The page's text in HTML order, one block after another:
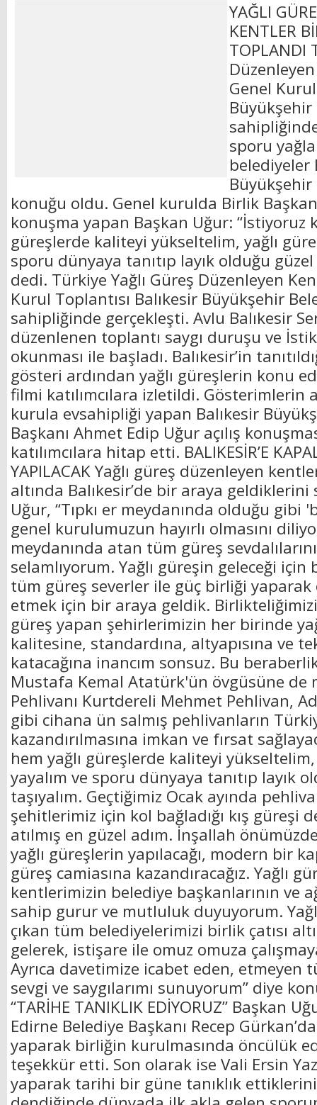
YAĞLI
KENTLER
TOPLANDI
Genel
Büyükşehir
sporu
belediyeler
Büyükşehir
konuğu oldu. Genel kurulda Birlik
konuşma yapan Başkan Uğur: “İstiyoruz
güreşlerde kaliteyi yükseltelim, yağlı
sporu dünyaya tanıtıp layık olduğu güzel
dedi. Türkiye Yağlı Güreş Düzenleyen
Kurul Toplantısı Balıkesir Büyükşehir
sahipliğinde gerçekleşti. Avlu Balıkesir
düzenlenen toplantı saygı duruşu ve
okunması ile başladı. Balıkesir’in
gösteri ardından yağlı güreşlerin konu
filmi katılımcılara izletildi. Gösterimlerin
kurula evsahipliği yapan Balıkesir
Başkanı Ahmet Edip Uğur açılış
katılımcılara hitap etti. BALIKESİR’E
YAPILACAK Yağlı güreş düzenleyen
altında Balıkesir’de bir araya geldiklerini
Uğur, “Tıpkı er meydanında olduğu gibi
genel kurulumuzun hayırlı olmasını
meydanında atan tüm güreş
selamlıyorum. Yağlı güreşin geleceği için
tüm güreş severler ile güç birliği
etmek için bir araya geldik.
güreş yapan şehirlerimizin her birinde
kalitesine, standardına, altyapısına ve
katacağına inancım sonsuz. Bu
Mustafa Kemal Atatürk'ün övgüsüne de
Pehlivanı Kurtdereli Mehmet Pehlivan,
gibi cihana ün salmış pehlivanların
kazandırılmasına imkan ve fırsat
hem yağlı güreşlerde kaliteyi
yayalım ve sporu dünyaya tanıtıp layık
taşıyalım. Geçtiğimiz Ocak ayında
şehitlerimiz için kol bağladığı kış güreşi
atılmış en güzel adım. İnşallah
yağlı güreşlerin yapılacağı, modern bir
güreş camiasına kazandıracağız. Yağlı
kentlerimizin belediye başkanlarının ve
sahip gurur ve mutluluk duyuyorum.
çıkan tüm belediyelerimizi birlik çatısı
gelerek, istişare ile omuz omuza
Ayrıca davetimize icabet eden, etmeyen
sevgi ve saygılarımı sunuyorum” diye
“TARİHE TANIKLIK EDİYORUZ” Başkan
Edirne Belediye Başkanı Recep
yaparak birliğin kurulmasında öncülük
teşekkür etti. Son olarak ise Vali Ersin
yaparak tarihi bir güne tanıklık